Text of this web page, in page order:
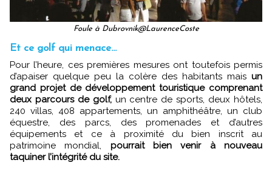
Foule à Dubrovnik@LaurenceCoste
Et ce golf qui menace…
Pour l’heure, ces premières mesures ont toutefois permis
d’apaiser quelque peu la colère des habitants mais un
grand projet de développement touristique comprenant
deux parcours de golf,un centre de sports, deux hôtels,
240 villas, 408 appartements, un amphithéâtre, un club
équestre, des parcs, des promenades et d’autres
équipements et ce à proximité du bien inscrit au
patrimoine mondial, pourrait bien venir à nouveau
taquiner l’intégrité du site.